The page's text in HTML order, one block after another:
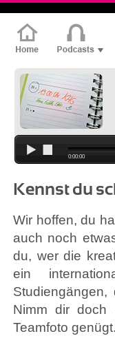
0:00:00
Kennst du
Wir hoffen, du
auch noch
du, wer die
ein
Nimm dir
Teamfoto genügt.